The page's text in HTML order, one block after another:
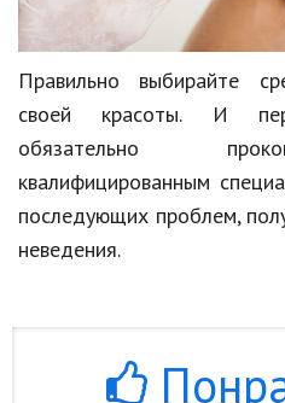
Правильно выбирайте
своей красоты. И
обязательно
квалифицированным
последующих проблем,
неведения.